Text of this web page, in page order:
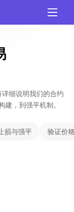
细说明我们的合约
，到强平机制。
损与强平 验证价